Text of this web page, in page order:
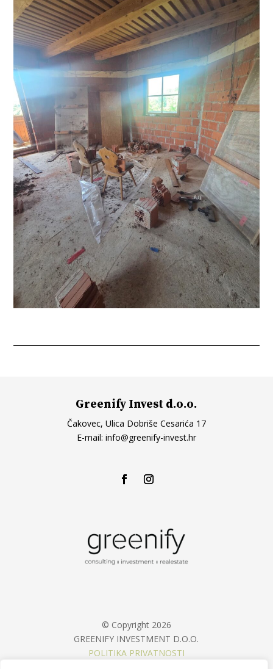
Greenify Invest d.o.o.
Čakovec, Ulica Dobriše Cesarića 17
E-mail: info@greenify-invest.hr
© Copyright 2026
GREENIFY INVESTMENT D.O.O.
POLITIKA PRIVATNOSTI